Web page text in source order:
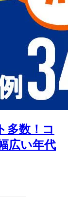
多数！コ
広い年代